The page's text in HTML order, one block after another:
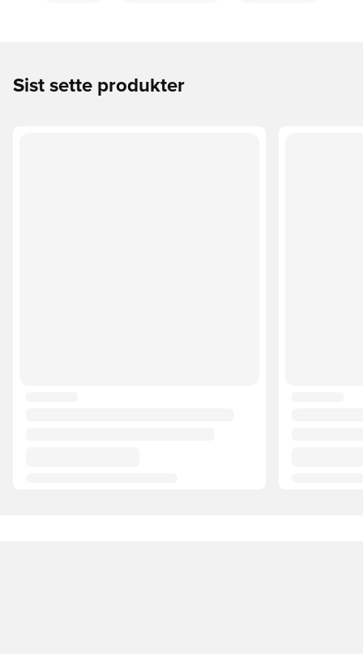
Sist sette produkter